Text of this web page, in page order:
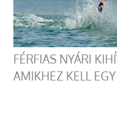
FÉRFIAS NYÁRI
AMIKHEZ KELL